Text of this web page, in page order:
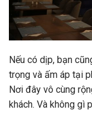
Nếu có dịp, bạn
trọng và ấm áp tại
Nơi đây vô cùng
khách. Và không gì